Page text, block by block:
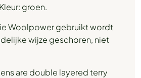
groen.
Woolpower gebruikt wordt
wijze geschoren, niet
are double layered terry